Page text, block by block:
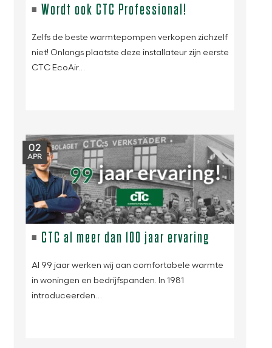
Wordt ook CTC Professional!
Zelfs de beste warmtepompen verkopen zichzelf
niet! Onlangs plaatste deze installateur zijn eerste
CTC EcoAir…
02
APR
CTC al meer dan 100 jaar ervaring
Al 99 jaar werken wij aan comfortabele warmte
in woningen en bedrijfspanden. In 1981
introduceerden…